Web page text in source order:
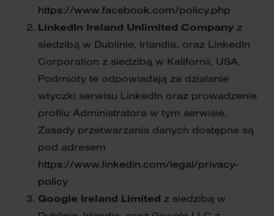
https://www.facebook.com/policy.php
LinkedIn Ireland Unlimited Company z
siedzibą w Dublinie, Irlandia, oraz LinkedIn
Corporation z siedzibą w Kalifornii, USA.
Podmioty te odpowiadają za działanie
wtyczki serwisu LinkedIn oraz prowadzenie
profilu Administratora w tym serwisie.
Zasady przetwarzania danych dostępne są
pod adresem
https://www.linkedin.com/legal/privacy-
policy
Google Ireland Limited z siedzibą w